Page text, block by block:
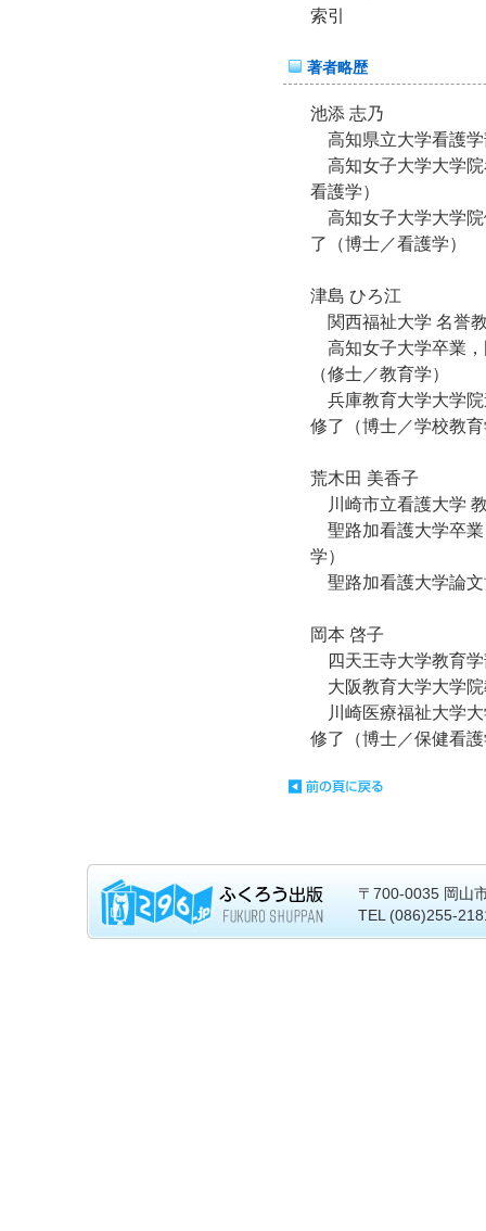
索引
著者略歴
池添 志乃
高知県立大学看護学
高知女子大学大学院
看護学）
高知女子大学大学院
了（博士／看護学）
津島 ひろ江
関西福祉大学 名誉
高知女子大学卒業，
（修士／教育学）
兵庫教育大学大学院
修了（博士／学校教
荒木田 美香子
川崎市立看護大学
聖路加看護大学卒業
学）
聖路加看護大学論
岡本 啓子
四天王寺大学教育学
大阪教育大学大学院
川崎医療福祉大学大
修了（博士／保健看
〒700-0035 岡山
TEL (086)255-